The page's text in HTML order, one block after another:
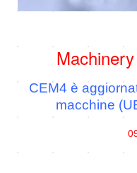
CEM4 è
macchine